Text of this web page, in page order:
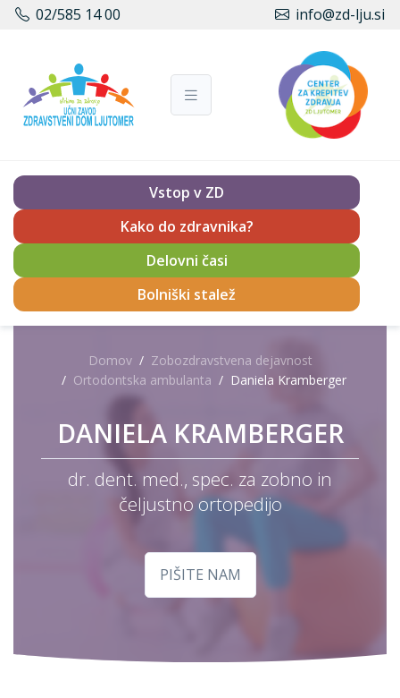
02/585 14 00 info@zd-lju.si
Vstop v ZD
Kako do zdravnika?
Delovni časi
Bolniški stalež
Domov
Zobozdravstvena dejavnost
Ortodontska ambulanta
Daniela Kramberger
DANIELA KRAMBERGER
dr. dent. med., spec. za zobno in
čeljustno ortopedijo
PIŠITE NAM